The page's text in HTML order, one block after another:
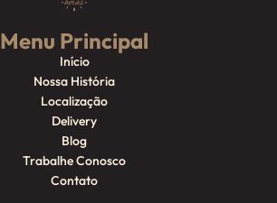
Menu Principal
Início
Nossa História
Localização
Delivery
Blog
Trabalhe Conosco
Contato